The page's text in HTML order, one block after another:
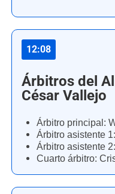
12:08
Árbitros del
César Vallejo
Árbitro principal:
Árbitro asistente
Árbitro asistente
Cuarto árbitro: